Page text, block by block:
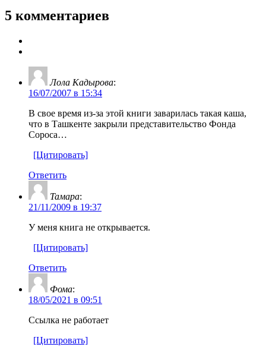
5 комментариев
Лола Кадырова:
16/07/2007 в 15:34
В свое время из-за этой книги заварилась такая каша,
что в Ташкенте закрыли представительство Фонда
Сороса…
[Цитировать]
Ответить
Тамара:
21/11/2009 в 19:37
У меня книга не открывается.
[Цитировать]
Ответить
Фома:
18/05/2021 в 09:51
Ссылка не работает
[Цитировать]